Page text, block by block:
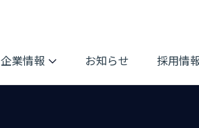
企業情報 お知らせ 採用情